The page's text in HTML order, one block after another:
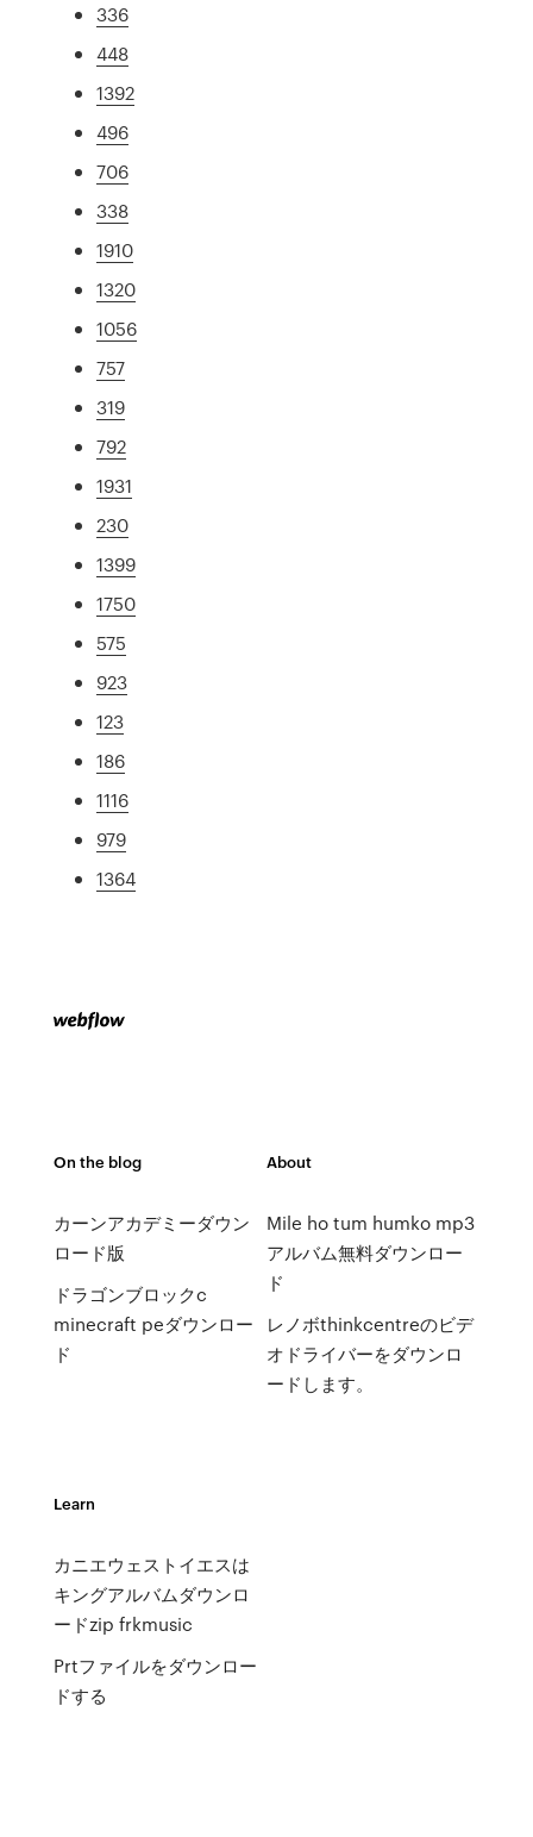
336
448
1392
496
706
338
1910
1320
1056
757
319
792
1931
230
1399
1750
575
923
123
186
1116
979
1364
On the blog
カーンアカデミーダウン
ロード版
ドラゴンブロックc
minecraft peダウンロー
ド
About
Mile ho tum humko mp3
アルバム無料ダウンロー
ド
レノボthinkcentreのビデ
オドライバーをダウンロ
ードします。
Learn
カニエウェストイエスは
キングアルバムダウンロ
ードzip frkmusic
Prtファイルをダウンロー
ドする